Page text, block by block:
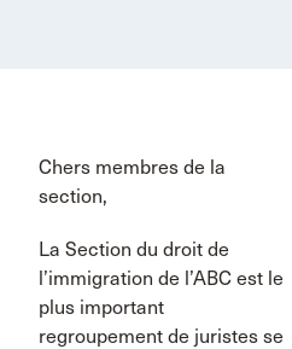
Chers membres de la
section,
La Section du droit de
l’immigration de l’ABC est le
plus important
regroupement de juristes se